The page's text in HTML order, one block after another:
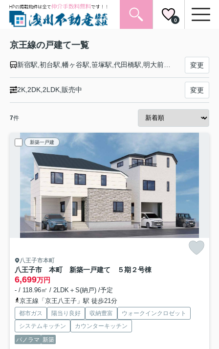
0
京王線の戸建て一覧
変更
2K,2DK,2LDK,販売中 変更
7件
新築一戸建
八王子市本町
八王子市 本町 新築一戸建て ５期２号棟
6,699万円
- / 118.96㎡ / 2LDK＋S(納戸) /予定
京王線「京王八王子」駅 徒歩21分
都市ガス 陽当り良好 収納豊富
ウォークインクロゼット
システムキッチン
カウンターキッチン
パノラマ 新築